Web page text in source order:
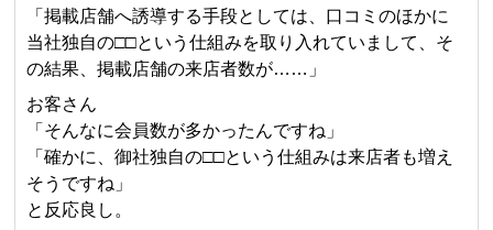
「掲載店舗へ誘導する手段としては、口コミのほかに
当社独自の□□という仕組みを取り入れていまして、そ
の結果、掲載店舗の来店者数が……」
お客さん
「そんなに会員数が多かったんですね」
「確かに、御社独自の□□という仕組みは来店者も増え
そうですね」
と反応良し。